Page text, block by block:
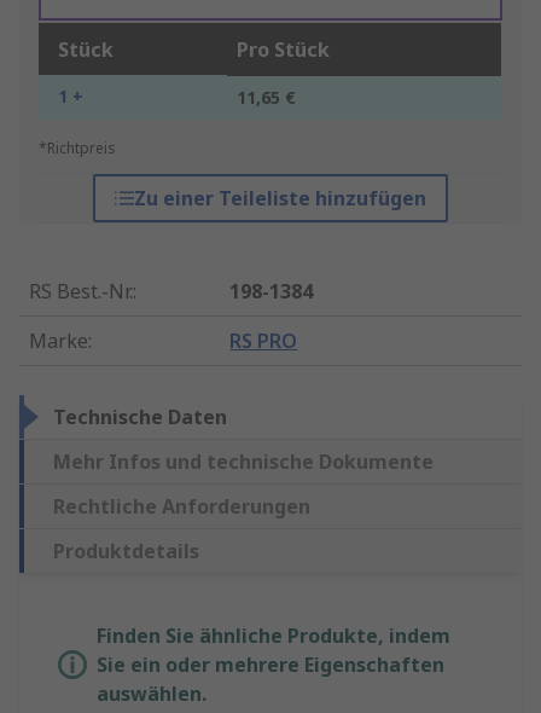
Stück Pro Stück
1 + 11,65 €
*Richtpreis
Zu einer Teileliste hinzufügen
RS Best.-Nr.:
198-1384
Marke: RS PRO
Technische Daten
Mehr Infos und technische Dokumente
Rechtliche Anforderungen
Produktdetails
Finden Sie ähnliche Produkte, indem
Sie ein oder mehrere Eigenschaften
auswählen.